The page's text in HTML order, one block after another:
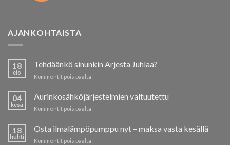
AJANKOHTAISTA
18
elo
Tehdäänkö sinunkin Arjesta Juhlaa?
Kommentit pois päältä
sinunkin
Arjesta
04
kesä
Aurinkosähköjärjestelmien valtuutettu
Kommentit pois päältä
18
huhti
Osta ilmalämpöpumppu nyt – maksa vasta kesällä
Kommentit pois päältä